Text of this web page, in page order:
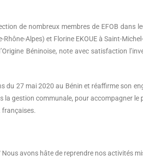
de nombreux membres de EFOB dans
Alpes) et Florine EKOUE à Saint-
Béninoise, note avec satisfaction
du 27 mai 2020 au Bénin et réaffirme son
gestion communale, pour accompagner
françaises.
Nous avons hâte de reprendre nos activités